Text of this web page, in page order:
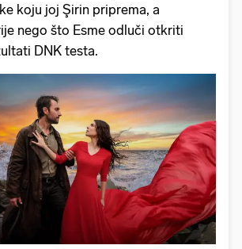
koju joj Şirin priprema, a
nego što Esme odluči otkriti
DNK testa.